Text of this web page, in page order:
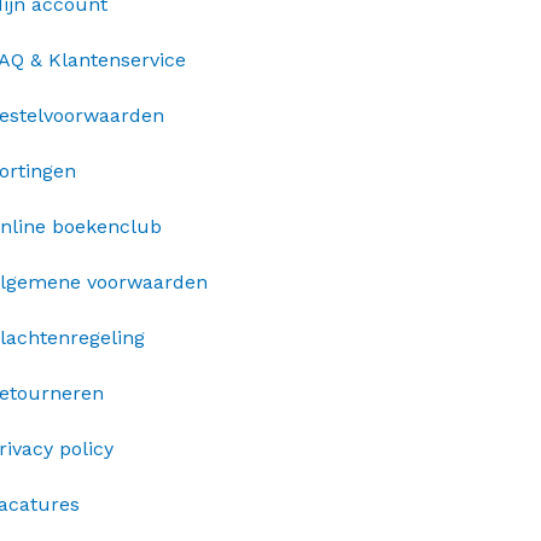
& Klantenservice
boekenclub
voorwaarden
policy